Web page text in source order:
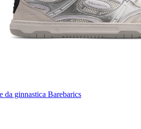
da ginnastica Barebarics